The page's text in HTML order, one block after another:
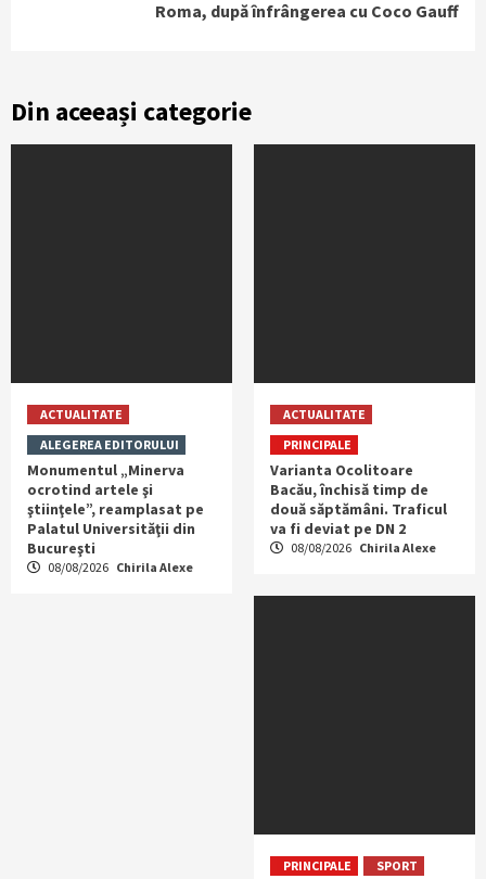
Roma, după înfrângerea cu Coco Gauff
Din aceeași categorie
ACTUALITATE
ALEGEREA EDITORULUI
Monumentul „Minerva
ocrotind artele şi
ştiinţele”, reamplasat pe
Palatul Universităţii din
Bucureşti
08/08/2026 Chirila Alexe
ACTUALITATE
PRINCIPALE
Varianta Ocolitoare
Bacău, închisă timp de
două săptămâni. Traficul
va fi deviat pe DN 2
08/08/2026 Chirila Alexe
PRINCIPALE SPORT